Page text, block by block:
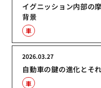
イグニッション内部の
背景
車
自動車の鍵の進化とそ
2026.03.27
車